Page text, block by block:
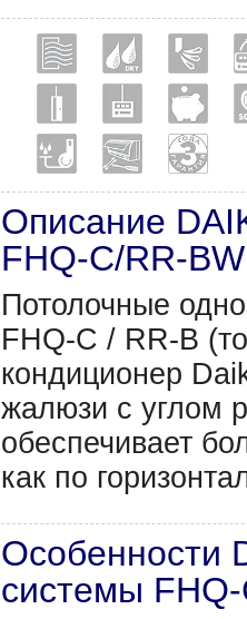
Описание
FHQ-C/RR-BW
Потолочныe
FHQ-C / RR-B
кондиционер
жалюзи с углом
обеспечивает
как по
Особенности
системы